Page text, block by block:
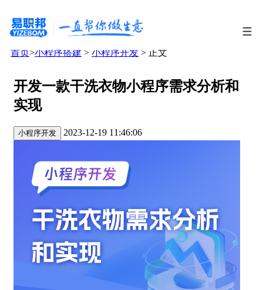
首页>小程序搭建 > 小程序开发 > 正文
开发一款干洗衣物小程序需求分析和
实现
小程序开发 2023-12-19 11:46:06